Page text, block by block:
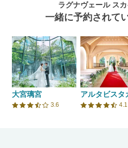
ラグナヴェール ス
一緒に予約されて
大宮璃宮
口コミ評価
3.6
口
4.1